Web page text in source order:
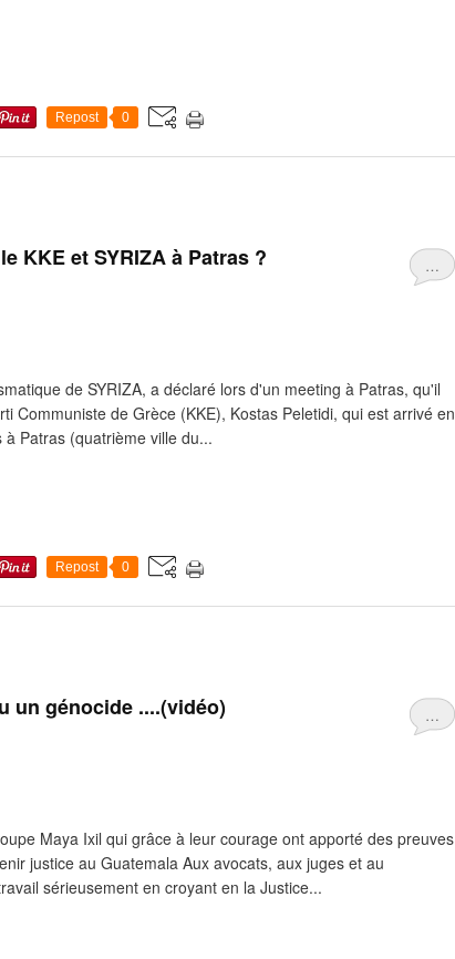
Repost 0
…
KKE et SYRIZA à Patras ?
de SYRIZA, a déclaré lors d'un meeting à Patras, qu'il
Communiste de Grèce (KKE), Kostas Peletidi, qui est arrivé en
Patras (quatrième ville du...
Repost 0
…
un génocide ....(vidéo)
Maya Ixil qui grâce à leur courage ont apporté des preuves
justice au Guatemala Aux avocats, aux juges et au
sérieusement en croyant en la Justice...